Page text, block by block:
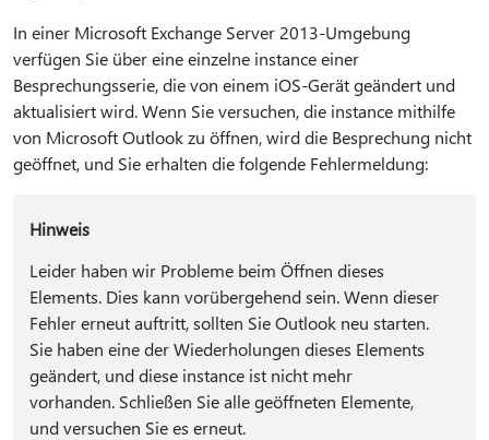
In einer Microsoft Exchange Server 2013-Umgebung
verfügen Sie über eine einzelne instance einer
Besprechungsserie, die von einem iOS-Gerät geändert und
aktualisiert wird. Wenn Sie versuchen, die instance mithilfe
von Microsoft Outlook zu öffnen, wird die Besprechung nicht
geöffnet, und Sie erhalten die folgende Fehlermeldung:
Hinweis
Leider haben wir Probleme beim Öffnen dieses
Elements. Dies kann vorübergehend sein. Wenn dieser
Fehler erneut auftritt, sollten Sie Outlook neu starten.
Sie haben eine der Wiederholungen dieses Elements
geändert, und diese instance ist nicht mehr
vorhanden. Schließen Sie alle geöffneten Elemente,
und versuchen Sie es erneut.